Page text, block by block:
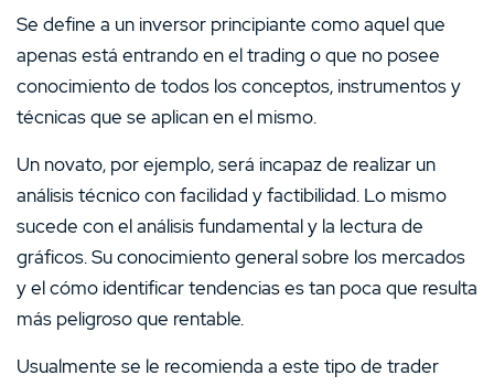
Se define a un inversor principiante como aquel que
apenas está entrando en el trading o que no posee
conocimiento de todos los conceptos, instrumentos y
técnicas que se aplican en el mismo.
Un novato, por ejemplo, será incapaz de realizar un
análisis técnico con facilidad y factibilidad. Lo mismo
sucede con el análisis fundamental y la lectura de
gráficos. Su conocimiento general sobre los mercados
y el cómo identificar tendencias es tan poca que resulta
más peligroso que rentable.
Usualmente se le recomienda a este tipo de trader